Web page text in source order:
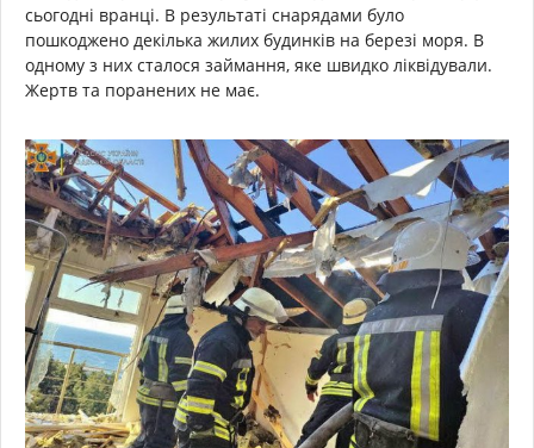
сьогодні вранці. В результаті снарядами було
пошкоджено декілька жилих будинків на березі моря. В
одному з них сталося займання, яке швидко ліквідували.
Жертв та поранених не має.